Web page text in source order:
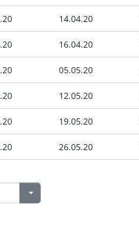
14.04.20
16.04.20
05.05.20
12.05.20
19.05.20
26.05.20